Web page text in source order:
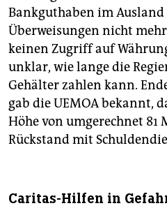
Bankguthaben im
Überweisungen nicht
keinen Zugriff auf
unklar, wie lange die
Gehälter zahlen kann.
gab die UEMOA bekannt,
Höhe von umgerechnet
Rückstand mit
Caritas-Hilfen in